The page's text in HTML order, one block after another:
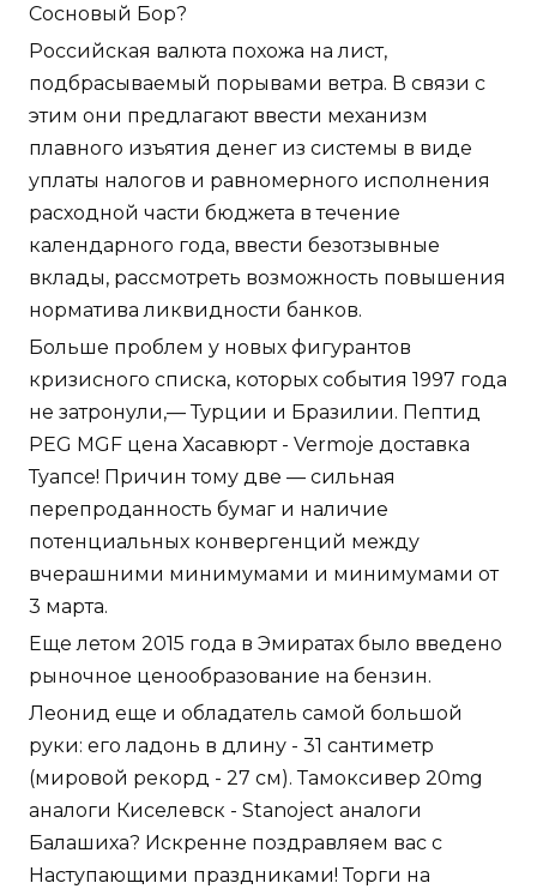
Сосновый Бор?
Российская валюта похожа на лист,
подбрасываемый порывами ветра. В связи с
этим они предлагают ввести механизм
плавного изъятия денег из системы в виде
уплаты налогов и равномерного исполнения
расходной части бюджета в течение
календарного года, ввести безотзывные
вклады, рассмотреть возможность повышения
норматива ликвидности банков.
Больше проблем у новых фигурантов
кризисного списка, которых события 1997 года
не затронули,— Турции и Бразилии. Пептид
PEG MGF цена Хасавюрт - Vermoje доставка
Туапсе! Причин тому две — сильная
перепроданность бумаг и наличие
потенциальных конвергенций между
вчерашними минимумами и минимумами от
3 марта.
Еще летом 2015 года в Эмиратах было введено
рыночное ценообразование на бензин.
Леонид еще и обладатель самой большой
руки: его ладонь в длину - 31 сантиметр
(мировой рекорд - 27 см). Тамоксивер 20mg
аналоги Киселевск - Stanoject аналоги
Балашиха? Искренне поздравляем вас с
Наступающими праздниками! Торги на